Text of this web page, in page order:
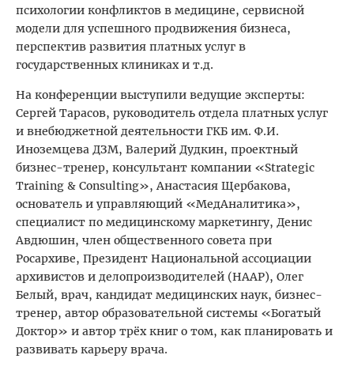
психологии конфликтов в медицине, сервисной
модели для успешного продвижения бизнеса,
перспектив развития платных услуг в
государственных клиниках и т.д.
На конференции выступили ведущие эксперты:
Сергей Тарасов, руководитель отдела платных услуг
и внебюджетной деятельности ГКБ им. Ф.И.
Иноземцева ДЗМ, Валерий Дудкин, проектный
бизнес-тренер, консультант компании «Strategic
Training & Consulting», Анастасия Щербакова,
основатель и управляющий «МедАналитика»,
специалист по медицинскому маркетингу, Денис
Авдюшин, член общественного совета при
Росархиве, Президент Национальной ассоциации
архивистов и делопроизводителей (НААР), Олег
Белый, врач, кандидат медицинских наук, бизнес-
тренер, автор образовательной системы «Богатый
Доктор» и автор трёх книг о том, как планировать и
развивать карьеру врача.